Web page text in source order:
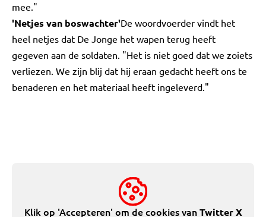
mee."
'Netjes van boswachter'De woordvoerder vindt het
heel netjes dat De Jonge het wapen terug heeft
gegeven aan de soldaten. "Het is niet goed dat we zoiets
verliezen. We zijn blij dat hij eraan gedacht heeft ons te
benaderen en het materiaal heeft ingeleverd."
Klik op 'Accepteren' om de cookies vanTwitter X